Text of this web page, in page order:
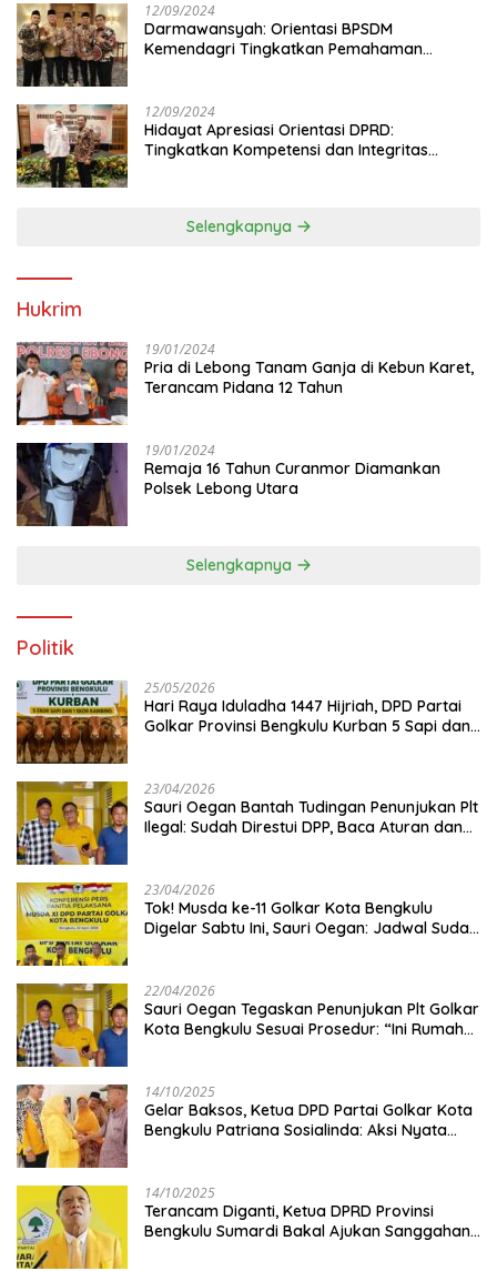
12/09/2024
Darmawansyah: Orientasi BPSDM
Kemendagri Tingkatkan Pemahaman
12/09/2024
Hidayat Apresiasi Orientasi DPRD:
Tingkatkan Kompetensi dan Integritas
Selengkapnya
Hukrim
19/01/2024
Pria di Lebong Tanam Ganja di Kebun Karet,
Terancam Pidana 12 Tahun
19/01/2024
Remaja 16 Tahun Curanmor Diamankan
Polsek Lebong Utara
Selengkapnya
Politik
25/05/2026
Hari Raya Iduladha 1447 Hijriah, DPD Partai
Golkar Provinsi Bengkulu Kurban 5 Sapi dan 1
23/04/2026
Sauri Oegan Bantah Tudingan Penunjukan Plt
Ilegal: Sudah Direstui DPP, Baca Aturan dan
23/04/2026
‎Tok! Musda ke-11 Golkar Kota Bengkulu
Digelar Sabtu Ini, Sauri Oegan: Jadwal Sudah
22/04/2026
Sauri Oegan Tegaskan Penunjukan Plt Golkar
Kota Bengkulu Sesuai Prosedur: “Ini Rumah
14/10/2025
‎Gelar Baksos, Ketua DPD Partai Golkar Kota
Bengkulu Patriana Sosialinda: Aksi Nyata
14/10/2025
Terancam Diganti, Ketua DPRD Provinsi
Bengkulu Sumardi Bakal Ajukan Sanggahan